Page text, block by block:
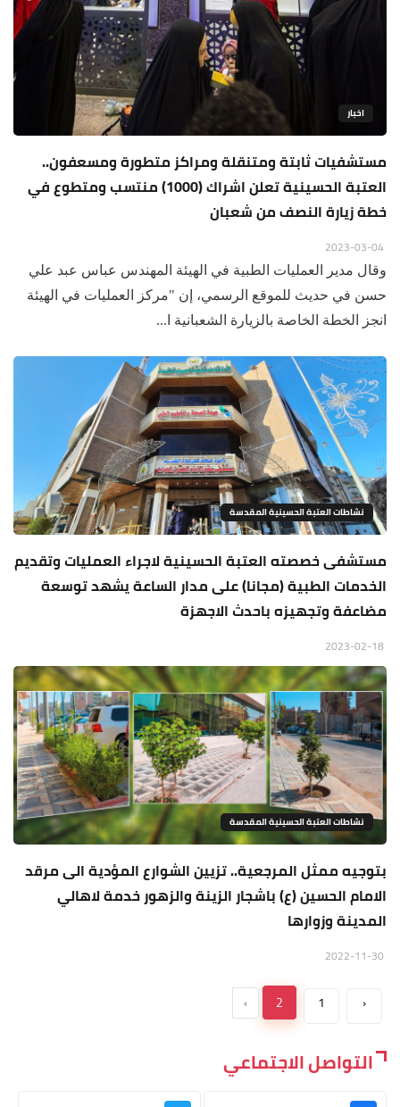
اخبار
مستشفيات ثابتة ومتنقلة ومراكز متطورة ومسعفون..
العتبة الحسينية تعلن اشراك (1000) منتسب ومتطوع في
خطة زيارة النصف من شعبان
وقال مدير العمليات الطبية في الهيئة المهندس عباس عبد علي
حسن في حديث للموقع الرسمي، إن "مركز العمليات في الهيئة
انجز الخطة الخاصة بالزيارة الشعبانية ا...
نشاطات العتبة الحسينية المقدسة
مستشفى خصصته العتبة الحسينية لاجراء العمليات وتقديم
الخدمات الطبية (مجانا) على مدار الساعة يشهد توسعة
مضاعفة وتجهيزه باحدث الاجهزة
نشاطات العتبة الحسينية المقدسة
بتوجيه ممثل المرجعية.. تزيين الشوارع المؤدية الى مرقد
الامام الحسين (ع) باشجار الزينة والزهور خدمة لاهالي
المدينة وزوارها
‹
1
2
›
التواصل الاجتماعي